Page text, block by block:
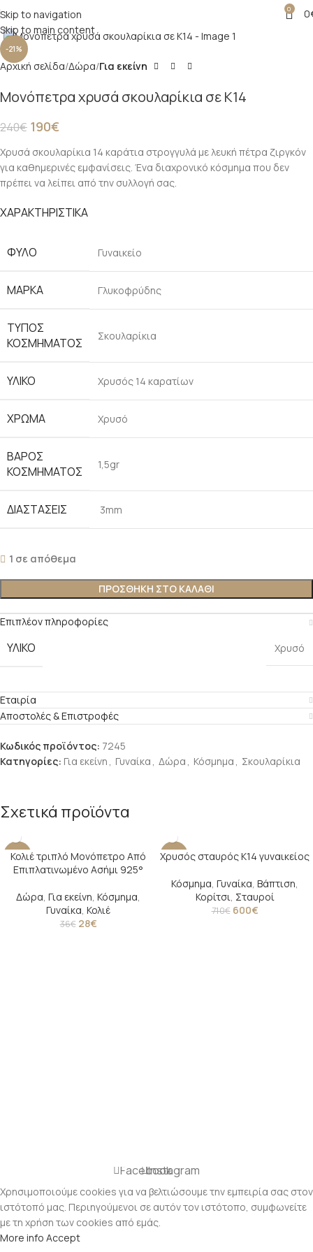
Skip to navigation
Skip to main content
0 0
-21%
Click to enlarge
Αρχική σελίδα Δώρα Για εκείνη
Μονόπετρα χρυσά σκουλαρίκια σε Κ14
240€ 190€
Χρυσά σκουλαρίκια 14 καράτια στρογγυλά με λευκή πέτρα ζιργκόν
για καθημερινές εμφανίσεις. Ένα διαχρονικό κόσμημα που δεν
πρέπει να λείπει από την συλλογή σας.
ΧΑΡΑΚΤΗΡΙΣΤΙΚΑ
ΦΎΛΟ Γυναικείο
ΜΆΡΚΑ Γλυκοφρύδης
ΤΎΠΟΣ
ΚΟΣΜΉΜΑΤΟΣ
Σκουλαρίκια
ΥΛΙΚΌ Χρυσός 14 καρατίων
ΧΡΏΜΑ Χρυσό
ΒΆΡΟΣ
ΚΟΣΜΉΜΑΤΟΣ
1,5gr
ΔΙΑΣΤΆΣΕΙΣ 3mm
1 σε απόθεμα
ΠΡΟΣΘΉΚΗ ΣΤΟ ΚΑΛΆΘΙ
Επιπλέον πληροφορίες
ΥΛΙΚΌ Χρυσό
Εταιρία
Αποστολές & Επιστροφές
Κωδικός προϊόντος: 7245
Κατηγορίες: Για εκείνη , Γυναίκα , Δώρα , Κόσμημα , Σκουλαρίκια
Σχετικά προϊόντα
-22%
Κολιέ τριπλό Μονόπετρο Από
Επιπλατινωμένο Ασήμι 925°
Δώρα, Για εκείνη, Κόσμημα,
Γυναίκα, Κολιέ
36€ 28€
-15%
Χρυσός σταυρός Κ14 γυναικείος
Κόσμημα, Γυναίκα, Βάπτιση,
Κορίτσι, Σταυροί
710€ 600€
FacebookInstagram
Χρησιμοποιούμε cookies για να βελτιώσουμε την εμπειρία σας στον
ιστότοπό μας. Περιηγούμενοι σε αυτόν τον ιστότοπο, συμφωνείτε
με τη χρήση των cookies από εμάς.
More info Accept